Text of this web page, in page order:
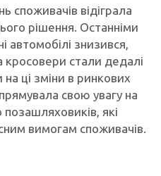
споживачів відіграла
рішення. Останніми
автомобілі знизився,
кросовери стали дедалі
ці зміни в ринкових
свою увагу на
які
вимогам споживачів.